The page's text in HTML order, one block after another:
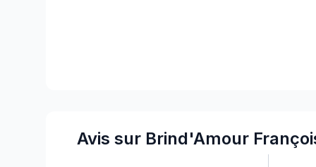
Avis sur Brind'Amour